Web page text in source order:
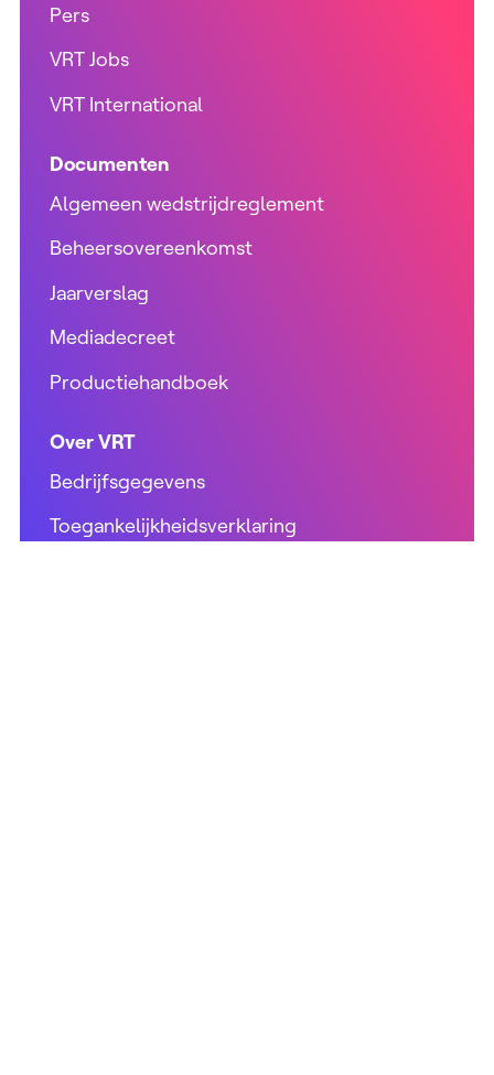
Pers
VRT Jobs
VRT International
Documenten
Algemeen wedstrijdreglement
Beheersovereenkomst
Jaarverslag
Mediadecreet
Productiehandboek
Over VRT
Bedrijfsgegevens
Toegankelijkheidsverklaring